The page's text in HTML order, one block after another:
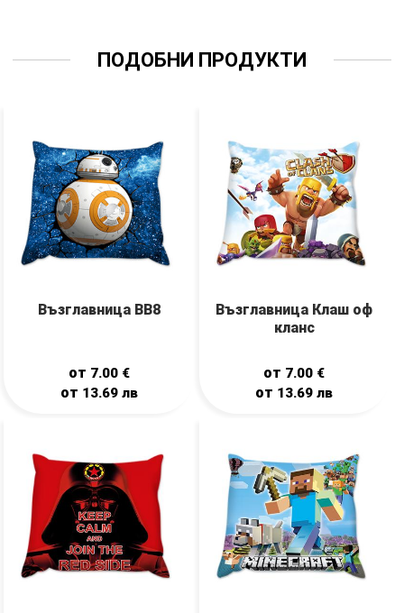
ПОДОБНИ ПРОДУКТИ
Възглавница BB8
от 7.00 €
от 13.69 лв
Възглавница Клаш оф
кланс
от 7.00 €
от 13.69лв